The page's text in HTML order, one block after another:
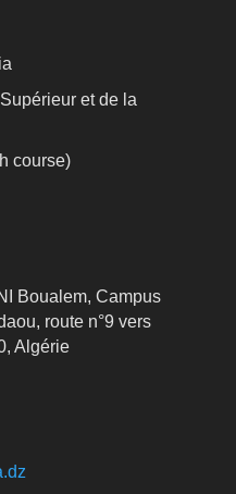
et de la
course)
Boualem, Campus
route n°9 vers
Algérie